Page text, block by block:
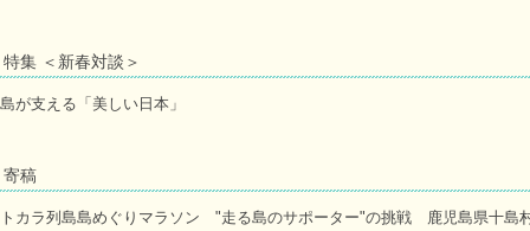
特集 ＜新春対談＞
島が支える「美しい日本」
寄稿
トカラ列島島めぐりマラソン "走る島のサポーター"の挑戦 鹿児島県十島